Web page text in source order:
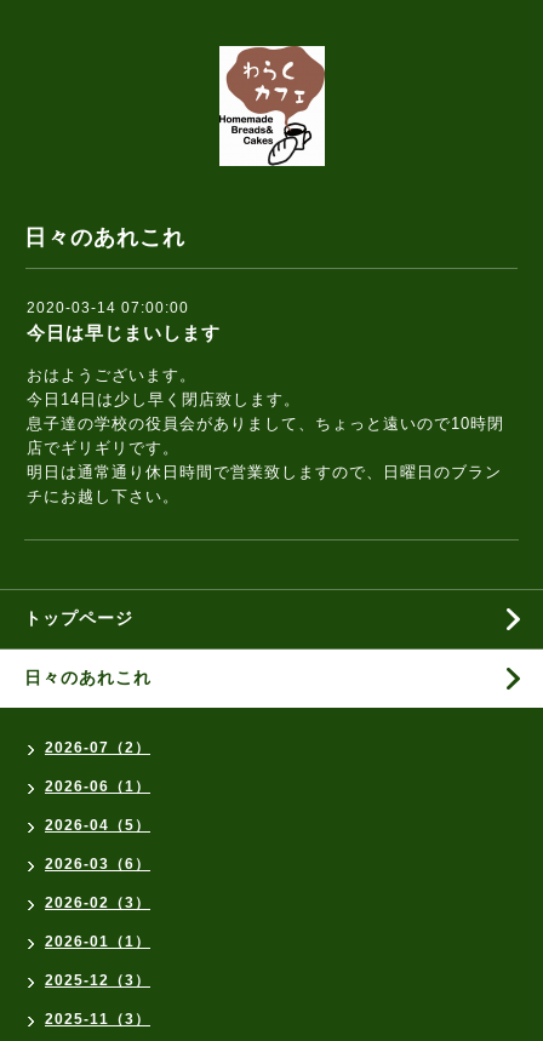
日々のあれこれ
2020-03-14 07:00:00
今日は早じまいします
おはようございます。
今日14日は少し早く閉店致します。
息子達の学校の役員会がありまして、ちょっと遠いので10時閉
店でギリギリです。
明日は通常通り休日時間で営業致しますので、日曜日のブラン
チにお越し下さい。
トップページ
日々のあれこれ
2026-07（2）
2026-06（1）
2026-04（5）
2026-03（6）
2026-02（3）
2026-01（1）
2025-12（3）
2025-11（3）